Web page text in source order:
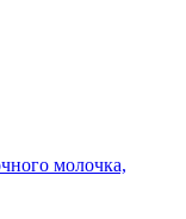
молочка,